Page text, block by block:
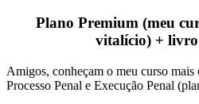
Plano Premium (meu
vitalício) +
Amigos, conheçam o meu curso
Processo Penal e Execução Penal